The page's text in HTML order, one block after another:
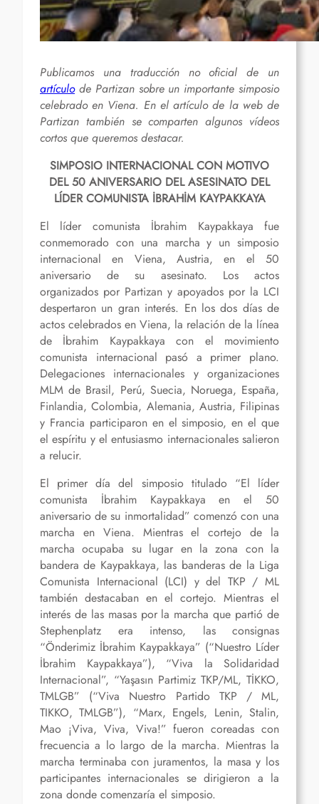
Publicamos una traducción no oficial de un
artículode Partizan sobre un importante simposio
celebrado en Viena. En el artículo de la web de
Partizan también se comparten algunos vídeos
cortos que queremos destacar.
SIMPOSIO INTERNACIONAL CON MOTIVO
DEL 50 ANIVERSARIO DEL ASESINATO DEL
LÍDER COMUNISTA İBRAHİM KAYPAKKAYA
El líder comunista İbrahim Kaypakkaya fue
conmemorado con una marcha y un simposio
internacional en Viena, Austria, en el 50
aniversario de su asesinato. Los actos
organizados por Partizan y apoyados por la LCI
despertaron un gran interés. En los dos días de
actos celebrados en Viena, la relación de la línea
de İbrahim Kaypakkaya con el movimiento
comunista internacional pasó a primer plano.
Delegaciones internacionales y organizaciones
MLM de Brasil, Perú, Suecia, Noruega, España,
Finlandia, Colombia, Alemania, Austria, Filipinas
y Francia participaron en el simposio, en el que
el espíritu y el entusiasmo internacionales salieron
a relucir.
El primer día del simposio titulado “El líder
comunista İbrahim Kaypakkaya en el 50
aniversario de su inmortalidad” comenzó con una
marcha en Viena. Mientras el cortejo de la
marcha ocupaba su lugar en la zona con la
bandera de Kaypakkaya, las banderas de la Liga
Comunista Internacional (LCI) y del TKP / ML
también destacaban en el cortejo. Mientras el
interés de las masas por la marcha que partió de
Stephenplatz era intenso, las consignas
“Önderimiz İbrahim Kaypakkaya” (“Nuestro Líder
İbrahim Kaypakkaya”), “Viva la Solidaridad
Internacional”, “Yaşasın Partimiz TKP/ML, TİKKO,
TMLGB” (“Viva Nuestro Partido TKP / ML,
TIKKO, TMLGB”), “Marx, Engels, Lenin, Stalin,
Mao ¡Viva, Viva, Viva!” fueron coreadas con
frecuencia a lo largo de la marcha. Mientras la
marcha terminaba con juramentos, la masa y los
participantes internacionales se dirigieron a la
zona donde comenzaría el simposio.